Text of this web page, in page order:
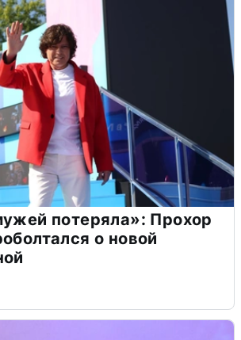
потеряла»: Прохор
о новой